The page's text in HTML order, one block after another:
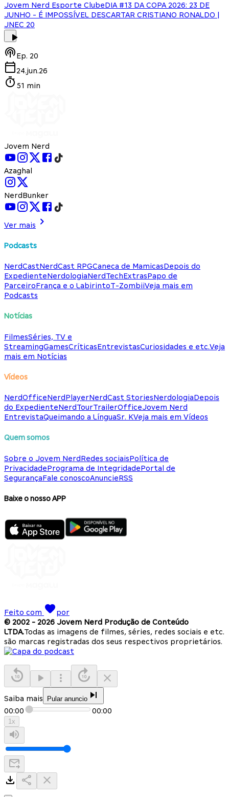
Jovem Nerd Esporte ClubeDIA #13 DA COPA 2026: 23 DE
JUNHO - É IMPOSSÍVEL DESCARTAR CRISTIANO RONALDO |
JNEC 20
Ep. 20
24.jun.26
51 min
Jovem Nerd
Azaghal
NerdBunker
Ver mais
Podcasts
NerdCastNerdCast RPGCaneca de MamicasDepois do
ExpedienteNerdologiaNerdTechExtrasPapo de
ParceiroFrança e o LabirintoT-ZombiiVeja mais em
Podcasts
Notícias
FilmesSéries, TV e
StreamingGamesCríticasEntrevistasCuriosidades e etc.Veja
mais em Notícias
Vídeos
NerdOfficeNerdPlayerNerdCast StoriesNerdologiaDepois
do ExpedienteNerdTourTrailerOfficeJovem Nerd
EntrevistaQueimando a LínguaSr. KVeja mais em Vídeos
Quem somos
Sobre o Jovem NerdRedes sociaisPolítica de
PrivacidadePrograma de IntegridadePortal de
SegurançaFale conoscoAnuncieRSS
Baixe o nosso APP
Feito com
por
© 2002 - 2026 Jovem Nerd Produção de Conteúdo
LTDA.Todas as imagens de filmes, séries, redes sociais e etc.
são marcas registradas dos seus respectivos proprietários.
Saiba mais Pular anuncio
00:00 00:00
1x